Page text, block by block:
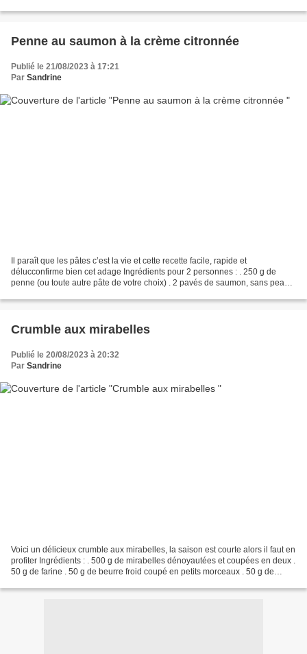
Penne au saumon à la crème citronnée
Publié le 21/08/2023 à 17:21
Par Sandrine
Il paraît que les pâtes c’est la vie et cette recette facile, rapide et
délucconfirme bien cet adage Ingrédients pour 2 personnes : . 250 g de
penne (ou toute autre pâte de votre choix) . 2 pavés de saumon, sans peau .
Crumble aux mirabelles
Publié le 20/08/2023 à 20:32
Par Sandrine
Voici un délicieux crumble aux mirabelles, la saison est courte alors il faut en
profiter Ingrédients : . 500 g de mirabelles dénoyautées et coupées en deux .
50 g de farine . 50 g de beurre froid coupé en petits morceaux . 50 g de